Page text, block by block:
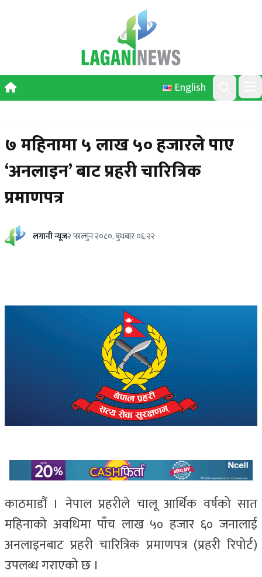
English
Search
७ महिनामा ५ लाख ५० हजारले पाए
‘अनलाइन’ बाट प्रहरी चारित्रिक
प्रमाणपत्र
लगानी न्यूज२ फाल्गुन २०८०, बुधबार ०६:२२
काठमाडौं । नेपाल प्रहरीले चालू आर्थिक वर्षको सात
महिनाको अवधिमा पाँच लाख ५० हजार ६० जनालाई
अनलाइनबाट प्रहरी चारित्रिक प्रमाणपत्र (प्रहरी रिपोर्ट)
उपलब्ध गराएको छ ।